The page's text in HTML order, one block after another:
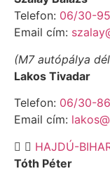
Telefon: 06/30-
Email cím:
(M7 autópálya
Lakos Tivadar
Telefon: 06/30-
Email cím:
HAJDÚ-
Tóth Péter